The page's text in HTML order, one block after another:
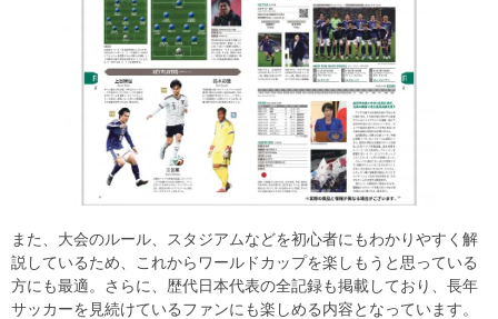
また、大会のルール、スタジアムなどを初心者にもわかりやすく解
説しているため、これからワールドカップを楽しもうと思っている
方にも最適。さらに、歴代日本代表の全記録も掲載しており、長年
サッカーを見続けているファンにも楽しめる内容となっています。